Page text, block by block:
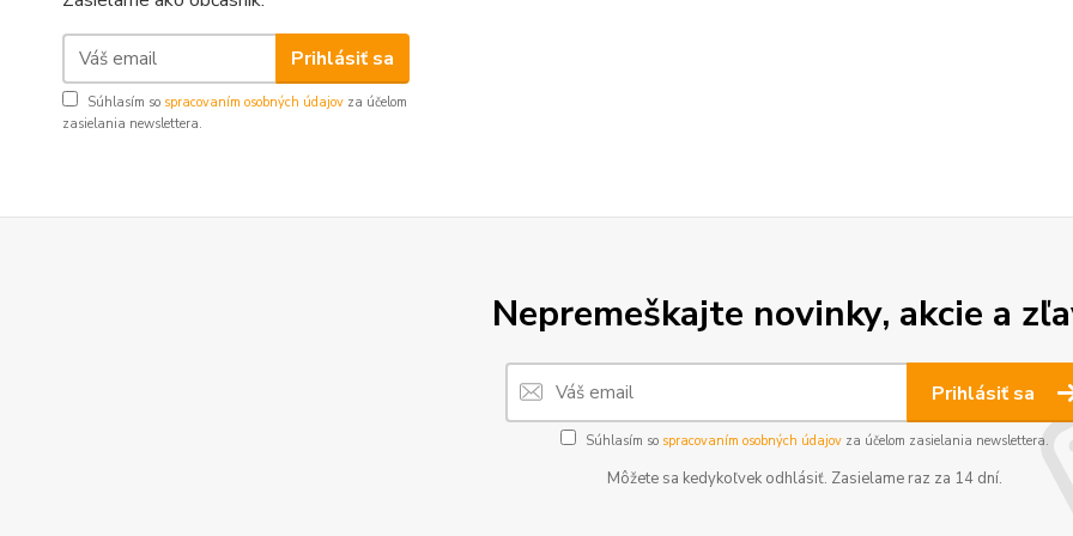
Prihlásiť sa
Súhlasím so spracovaním osobných údajov za účelom
zasielania newslettera.
Nepremeškajte novinky, akcie a
Prihlásiť sa
Súhlasím so spracovaním osobných údajov za účelom zasielania newslettera.
Môžete sa kedykoľvek odhlásiť. Zasielame raz za 14 dní.